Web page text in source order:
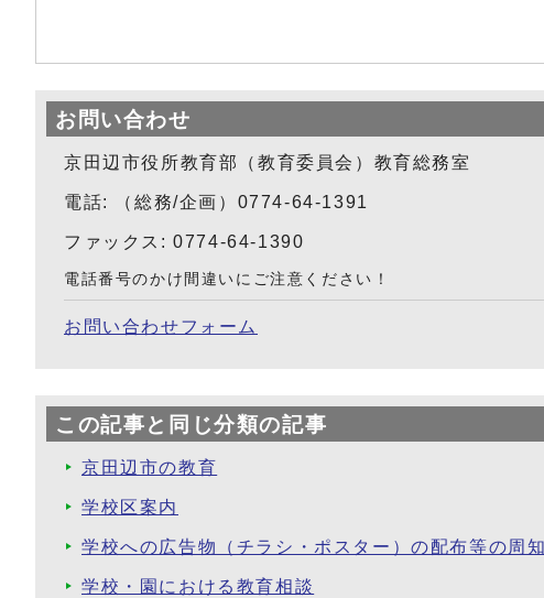
お問い合わせ
京田辺市役所教育部（教育委員会）教育総務室
電話: （総務/企画）0774-64-1391
ファックス: 0774-64-1390
電話番号のかけ間違いにご注意ください！
お問い合わせフォーム
この記事と同じ分類の記事
京田辺市の教育
学校区案内
学校への広告物（チラシ・ポスター）の配布等の
学校・園における教育相談